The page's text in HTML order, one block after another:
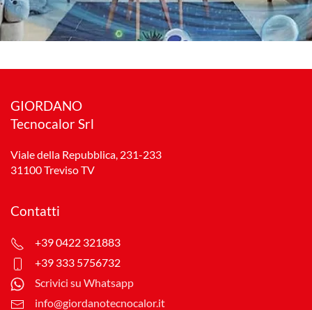
GIORDANO
Tecnocalor Srl
Viale della Repubblica, 231-233
31100 Treviso TV
Contatti
+39 0422 321883
+39 333 5756732
Scrivici su Whatsapp
info@giordanotecnocalor.it